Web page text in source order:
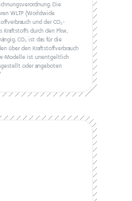
Die
WLTP (Worldwide
und der CO₂-
durch den Pkw,
CO₂ ist das für die
über den Kraftstoffverbrauch
Modelle ist unentgeltlich
oder angeboten